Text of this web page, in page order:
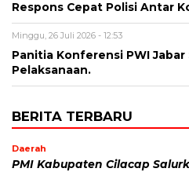
Respons Cepat Polisi Antar
Minggu, 26 Juli 2026 - 12:53
Panitia Konferensi PWI
Pelaksanaan.
BERITA TERBARU
Daerah
PMI Kabupaten Cilacap